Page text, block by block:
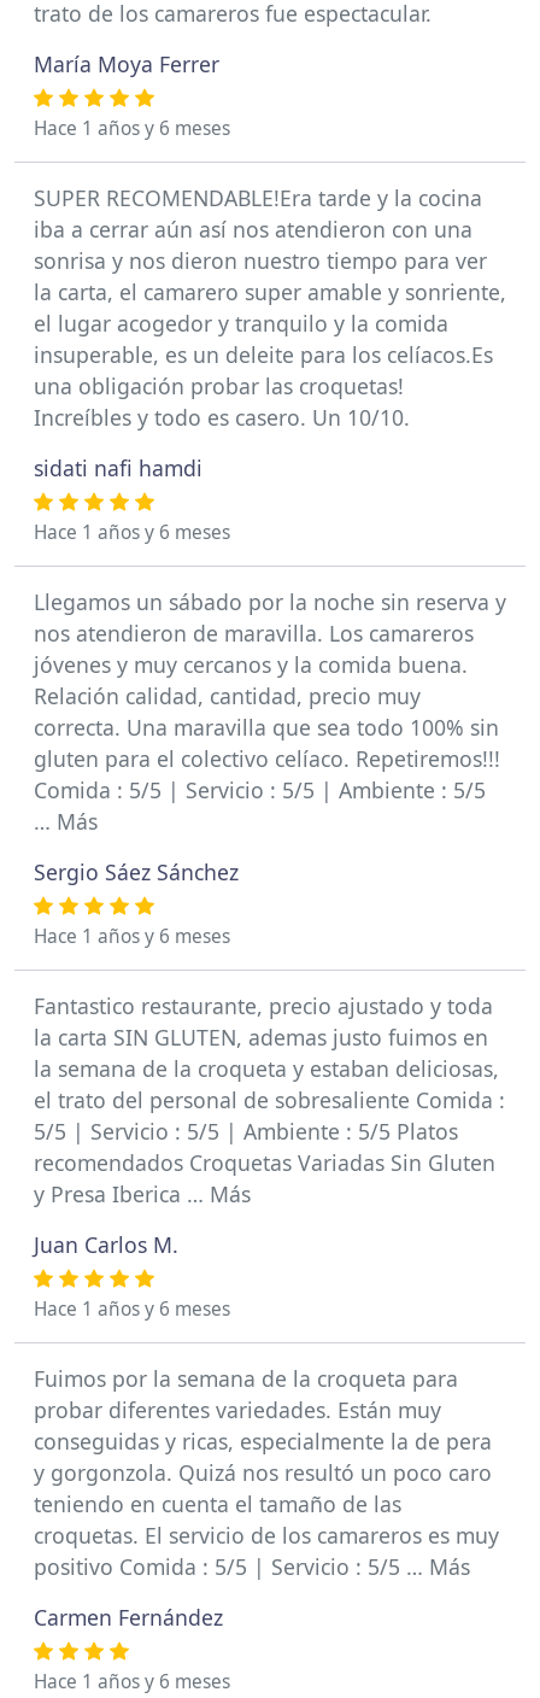
trato de los camareros fue espectacular.
María Moya Ferrer
Hace 1 años y 6 meses
SUPER RECOMENDABLE!Era tarde y la cocina
iba a cerrar aún así nos atendieron con una
sonrisa y nos dieron nuestro tiempo para ver
la carta, el camarero super amable y sonriente,
el lugar acogedor y tranquilo y la comida
insuperable, es un deleite para los celíacos.Es
una obligación probar las croquetas!
Increíbles y todo es casero. Un 10/10.
sidati nafi hamdi
Hace 1 años y 6 meses
Llegamos un sábado por la noche sin reserva y
nos atendieron de maravilla. Los camareros
jóvenes y muy cercanos y la comida buena.
Relación calidad, cantidad, precio muy
correcta. Una maravilla que sea todo 100% sin
gluten para el colectivo celíaco. Repetiremos!!!
Comida : 5/5 | Servicio : 5/5 | Ambiente : 5/5
… Más
Sergio Sáez Sánchez
Hace 1 años y 6 meses
Fantastico restaurante, precio ajustado y toda
la carta SIN GLUTEN, ademas justo fuimos en
la semana de la croqueta y estaban deliciosas,
el trato del personal de sobresaliente Comida :
5/5 | Servicio : 5/5 | Ambiente : 5/5 Platos
recomendados Croquetas Variadas Sin Gluten
y Presa Iberica … Más
Juan Carlos M.
Hace 1 años y 6 meses
Fuimos por la semana de la croqueta para
probar diferentes variedades. Están muy
conseguidas y ricas, especialmente la de pera
y gorgonzola. Quizá nos resultó un poco caro
teniendo en cuenta el tamaño de las
croquetas. El servicio de los camareros es muy
positivo Comida : 5/5 | Servicio : 5/5 … Más
Carmen Fernández
Hace 1 años y 6 meses